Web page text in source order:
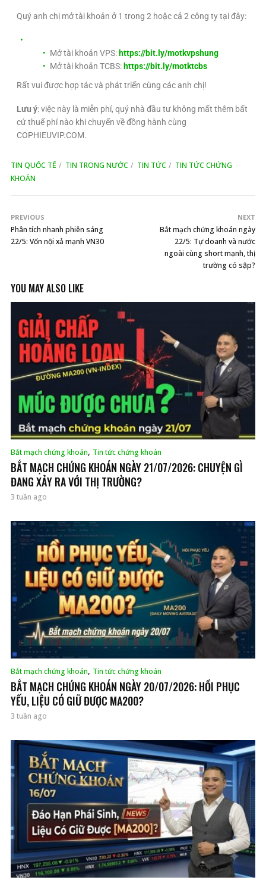
Quý anh chị mở tài khoản ở 1 trong 2 hoặc cả 2 công ty tại đây:
Mở tài khoản VPS: https://bit.ly/motkvpshung
Mở tài khoản TCBS: https://bit.ly/motktcbs
Rất vui được hợp tác và phát triển cùng các anh chị!
Lưu ý: việc này là miễn phí, quý nhà đầu tư không mất thêm bất
cứ thuế phí nào khi chuyển về đồng hành cùng
COPHIEUVIP.COM.
TIN QUỐC TẾ TIN TRONG NƯỚC TIN TỨC
TIN TỨC CHỨNG
KHOÁN
PREVIOUS
Phân tích nhanh phiên sáng
22/5: Vốn nội xả mạnh VN30
NEXT
Bắt mạch chứng khoán ngày
22/5: Tự doanh và nước
ngoài cùng short mạnh, thị
trường có sập?
YOU MAY ALSO LIKE
Bắt mạch chứng khoán, Tin tức chứng khoán
BẮT MẠCH CHỨNG KHOÁN NGÀY 21/07/2026: CHUYỆN GÌ
ĐANG XẢY RA VỚI THỊ TRƯỜNG?
3 tuần ago
Bắt mạch chứng khoán, Tin tức chứng khoán
BẮT MẠCH CHỨNG KHOÁN NGÀY 20/07/2026: HỒI PHỤC
YẾU, LIỆU CÓ GIỮ ĐƯỢC MA200?
3 tuần ago